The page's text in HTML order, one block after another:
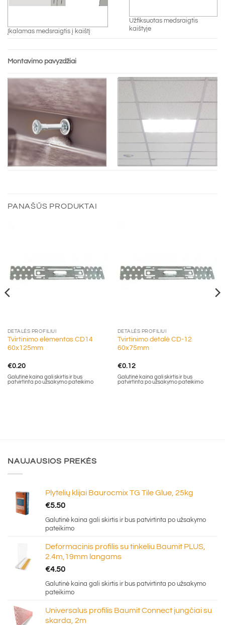
Įkalamas medsraigtis į kaištį
Užfiksuotas medsraigtis
kaištyje
Montavimo pavyzdžiai
PANAŠŪS PRODUKTAI
DETALĖS PROFILIUI
Tvirtinimo elementas CD14
60x125mm
€0.20
Galutinė kaina gali skirtis ir bus
patvirtinta po užsakymo pateikimo
DETALĖS PROFILIUI
Tvirtinimo detalė CD-12
60x75mm
€0.12
Galutinė kaina gali skirtis ir bus
patvirtinta po užsakymo pateikimo
NAUJAUSIOS PREKĖS
Plytelių klijai Baurocmix TG Tile Glue, 25kg
€5.50
Galutinė kaina gali skirtis ir bus patvirtinta po užsakymo
pateikimo
Deformacinis profilis su tinkeliu Baumit PLUS,
2.4m,19mm langams
€4.50
Galutinė kaina gali skirtis ir bus patvirtinta po užsakymo
pateikimo
Universalus profilis Baumit Connect jungčiai su
skarda, 2m